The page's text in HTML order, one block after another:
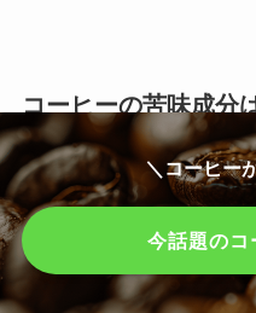
コーヒーの苦味成分
との意義
コーヒーの苦味成分と
非常に興味深いものです
い味わいを持つフラボ
＼コーヒー
今話題のコ